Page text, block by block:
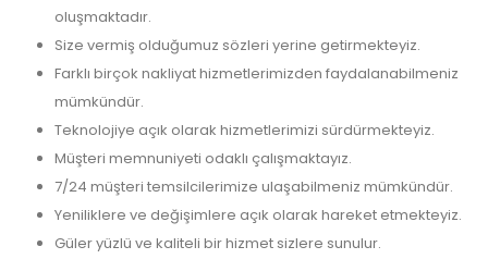
oluşmaktadır.
Size vermiş olduğumuz sözleri yerine getirmekteyiz.
Farklı birçok nakliyat hizmetlerimizden faydalanabilmeniz
mümkündür.
Teknolojiye açık olarak hizmetlerimizi sürdürmekteyiz.
Müşteri memnuniyeti odaklı çalışmaktayız.
7/24 müşteri temsilcilerimize ulaşabilmeniz mümkündür.
Yeniliklere ve değişimlere açık olarak hareket etmekteyiz.
Güler yüzlü ve kaliteli bir hizmet sizlere sunulur.